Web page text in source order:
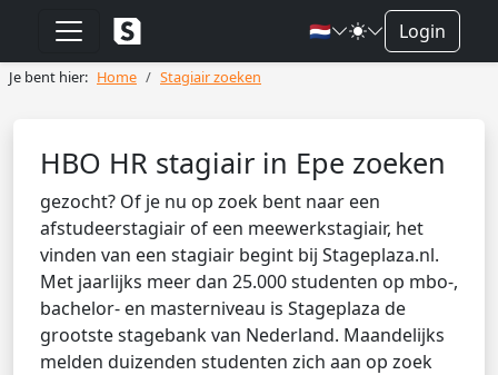
🇳🇱 Login
Je bent hier: Home Stagiair zoeken
HBO HR stagiair in Epe zoeken
gezocht? Of je nu op zoek bent naar een
afstudeerstagiair of een meewerkstagiair, het
vinden van een stagiair begint bij Stageplaza.nl.
Met jaarlijks meer dan 25.000 studenten op mbo-,
bachelor- en masterniveau is Stageplaza de
grootste stagebank van Nederland. Maandelijks
melden duizenden studenten zich aan op zoek